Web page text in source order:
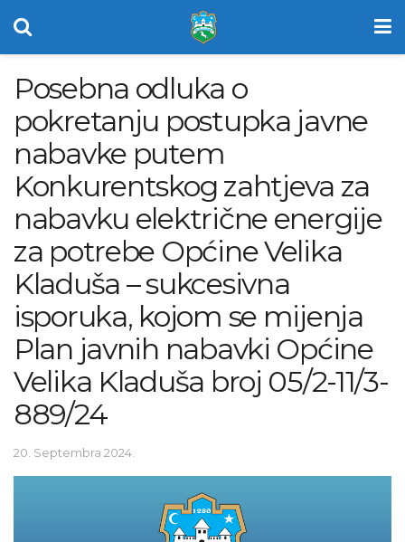
Posebna odluka o
pokretanju postupka javne
nabavke putem
Konkurentskog zahtjeva za
nabavku električne energije
za potrebe Općine Velika
Kladuša – sukcesivna
isporuka, kojom se mijenja
Plan javnih nabavki Općine
Velika Kladuša broj 05/2-11/3-
889/24
20. Septembra 2024.